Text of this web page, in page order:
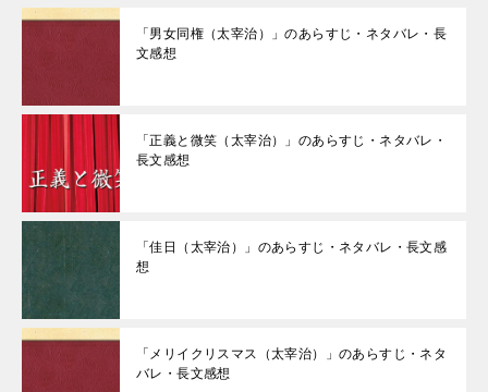
「男女同権（太宰治）」のあらすじ・ネタバレ・長
文感想
「正義と微笑（太宰治）」のあらすじ・ネタバレ・
長文感想
「佳日（太宰治）」のあらすじ・ネタバレ・長文感
想
「メリイクリスマス（太宰治）」のあらすじ・ネタ
バレ・長文感想